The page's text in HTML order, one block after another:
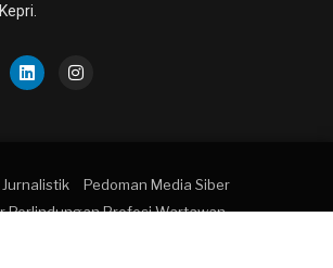
Pedoman Media Siber
Perlindungan Profesi Wartawan